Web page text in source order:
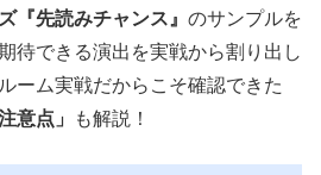
『先読みチャンス』 のサンプルを
待できる演出を実戦から割り出し
ーム実戦だからこそ確認できた
意点」
も解説！